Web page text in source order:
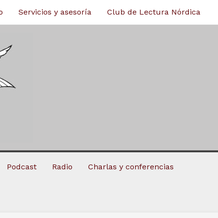
Servicios y asesoría Club de Lectura Nórdica
Podcast Radio Charlas y conferencias